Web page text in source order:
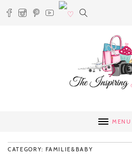
MENU
CATEGORY: FAMILIE&BABY